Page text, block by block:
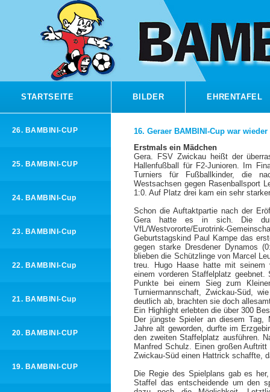
STARTSEITE BILDER EHRENTAFEL
26. BAMBINI-CUP
25. BAMBINI-CUP
24. BAMBINI-Cup
23. BAMBINI-Cup
22. BAMBINI-Cup
21. BAMBINI-Cup
20. BAMBINI-CUP
19. BAMBINI-CUP
16. Geraer BAMBINI-Cup war
Erstmals ein Mädchen
Gera. FSV Zwickau heißt der
Hallenfußball für F2-Junioren. Im
Turniers für Fußballkinder, die
Westsachsen gegen Rasenballsport
1:0. Auf Platz drei kam ein sehr
Schon die Auftaktpartie nach der
Gera hatte es in sich. Die
VfL/Westvororte/Eurotrink-
Geburtstagskind Paul Kampe das
gegen starke Dresdener Dynamos
blieben die Schützlinge von Marcel
treu. Hugo Haase hatte mit seinem
einem vorderen Staffelplatz
Punkte bei einem Sieg zum
Turniermannschaft, Zwickau-Süd,
deutlich ab, brachten sie doch
Ein Highlight erlebten die über 300
Der jüngste Spieler an diesem Tag,
Jahre alt geworden, durfte im
den zweiten Staffelplatz ausführen.
Manfred Schulz. Einen großen
Zwickau-Süd einen Hattrick schaffte,
Die Regie des Spielplans gab es
Staffel das entscheidende um den